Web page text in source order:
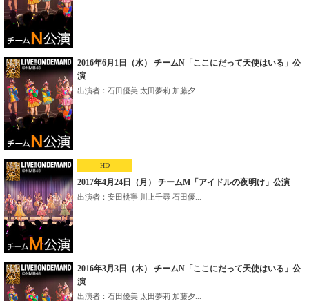
2016年6月1日（水） チームN「ここにだって天使はいる」公
演
出演者：石田優美 太田夢莉 加藤夕...
HD
2017年4月24日（月） チームM「アイドルの夜明け」公演
出演者：安田桃寧 川上千尋 石田優...
2016年3月3日（木） チームN「ここにだって天使はいる」公
演
出演者：石田優美 太田夢莉 加藤夕...